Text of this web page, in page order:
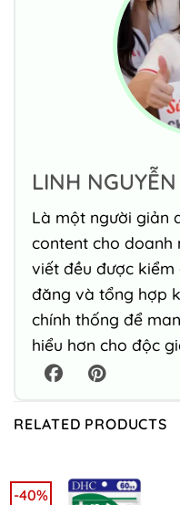
LINH NGUYỄN
Là một người giản
content cho doanh
viết đều được
đăng và tổng hợp
chính thống để
hiểu hơn cho độc
RELATED PRODUCTS
-40%